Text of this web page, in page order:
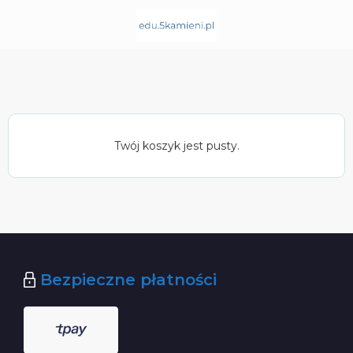
Twój koszyk jest pusty.
Bezpieczne płatności